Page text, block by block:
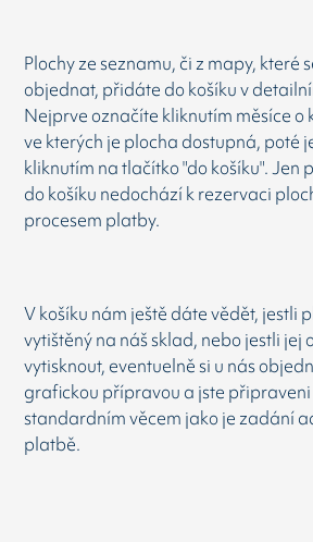
Plochy ze seznamu, či z mapy, které
objednat, přidáte do košíku v
Nejprve označíte kliknutím měsíce o
ve kterých je plocha dostupná, poté
kliknutím na tlačítko "do košíku". Jen
do košíku nedochází k rezervaci
procesem platby.
V košíku nám ještě dáte vědět, jestli
vytištěný na náš sklad, nebo jestli jej
vytisknout, eventuelně si u nás
grafickou přípravou a jste
standardním věcem jako je zadání
platbě.